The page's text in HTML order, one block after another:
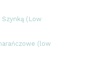
(Low
(low